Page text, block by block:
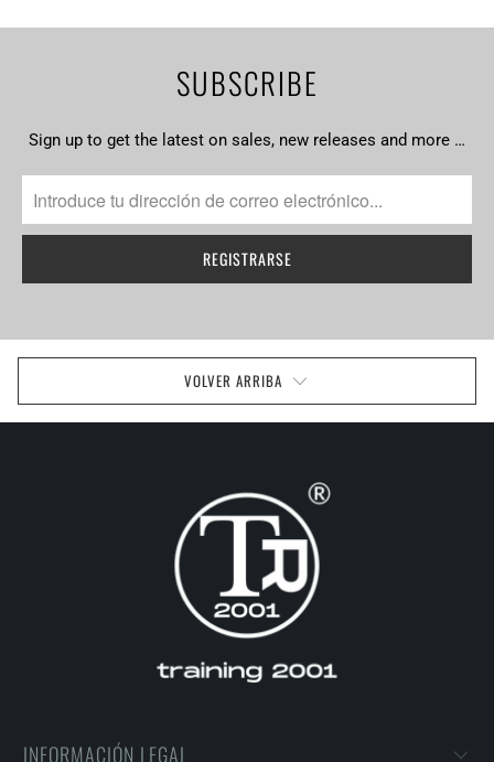
SUBSCRIBE
Sign up to get the latest on sales, new releases and more …
VOLVER ARRIBA
INFORMACIÓN LEGAL